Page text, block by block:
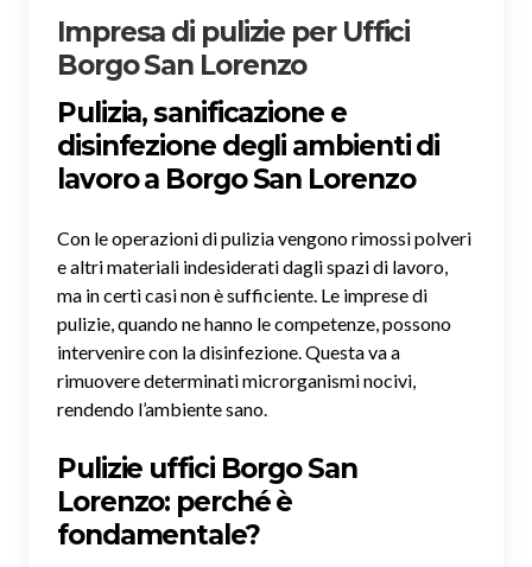
Impresa di pulizie per Uffici
Borgo San Lorenzo
Pulizia, sanificazione e
disinfezione degli ambienti di
lavoro a Borgo San Lorenzo
Con le operazioni di pulizia vengono rimossi polveri
e altri materiali indesiderati dagli spazi di lavoro,
ma in certi casi non è sufficiente. Le imprese di
pulizie, quando ne hanno le competenze, possono
intervenire con la disinfezione. Questa va a
rimuovere determinati microrganismi nocivi,
rendendo l’ambiente sano.
Pulizie uffici Borgo San
Lorenzo: perché è
fondamentale?